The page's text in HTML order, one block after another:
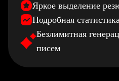
Яркое выделение
Подробная
Безлимитная
писем